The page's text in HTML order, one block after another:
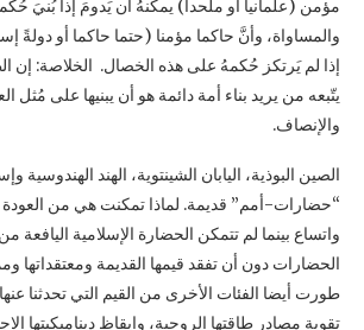
مؤمن (علمانيا أو ملحدا) يمكنهُ أن يَدومَ إذا بُنيَ
والمساواة، وأنَّ حاكما مؤمنا (حتما حاكما أو دولةً
إذا لم يَرتكز حُكمهُ على هذه الخصال. الخلاصة: إن
يتّبعه من يريد بناء أمة دائمة هو أن يبنيها على مُثل
والإنصاف.
الصين البوذية، اليابان الشينتوية، الهند الهندوسية
“حضارات-أمم” قديمة. لماذا تمكنت هي من العودة
واتساع بينما لم تتمكن الحضارة الإسلامية اليافعة
الحضارات دون أن تفقد قيمها القديمة ومعتقداتها
طورت أيضا الفئات الأخرى من القيم التي تحدثنا
تقوية مصادر طاقتها الروحية، وإيقاظ ديناميكيتها